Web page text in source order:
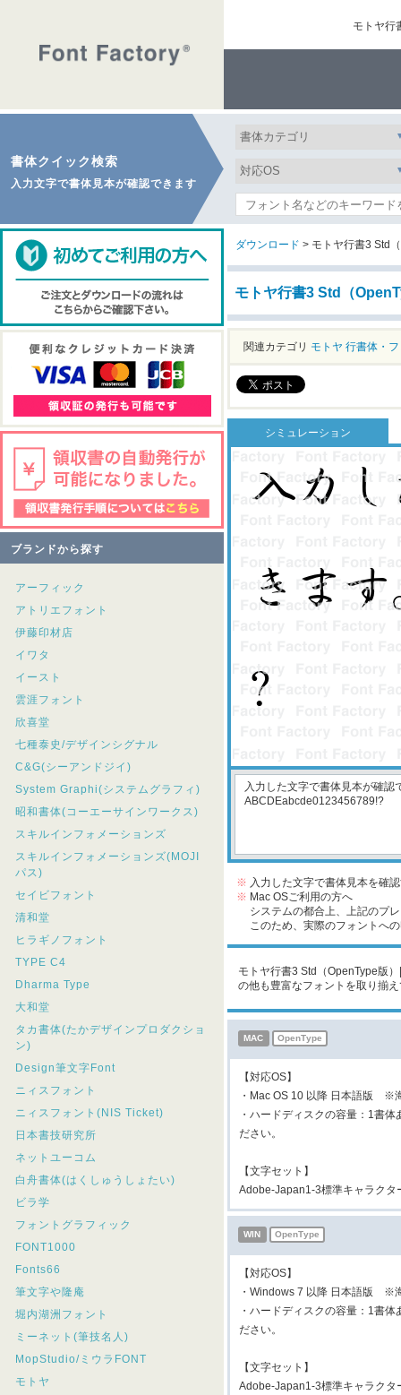
モトヤ行
書体クイック検索
入力文字で書体見本が確認できます
ブランドから探す
アーフィック
アトリエフォント
伊藤印材店
イワタ
イースト
雲涯フォント
欣喜堂
七種泰史/デザインシグナル
C&G(シーアンドジイ)
System Graphi(システムグラフィ)
昭和書体(コーエーサインワークス)
スキルインフォメーションズ
スキルインフォメーションズ(MOJI
パス)
セイビフォント
清和堂
ヒラギノフォント
TYPE C4
Dharma Type
大和堂
タカ書体(たかデザインプロダクショ
ン)
Design筆文字Font
ニィスフォント
ニィスフォント(NIS Ticket)
日本書技研究所
ネットユーコム
白舟書体(はくしゅうしょたい)
ビラ学
フォントグラフィック
FONT1000
Fonts66
筆文字や隆庵
堀内湖洲フォント
ミーネット(筆技名人)
MopStudio/ミウラFONT
モトヤ
ダウンロード > モトヤ行書3 Std
モトヤ行書3 Std（
関連カテゴリ モトヤ 行書体・
シミュレーション
※ 入力した文字で書体見本を確
※ Mac OSご利用の方へ
システムの都合上、上記のプ
このため、実際のフォントへの
モトヤ行書3 Std（OpenType版
の他も豊富なフォントを取り揃
MAC OpenType
【対応OS】
・Mac OS 10 以降 日本語版 ※
・ハードディスクの容量：1書
ださい。
【文字セット】
Adobe-Japan1-3標準キャラクタ
WIN OpenType
【対応OS】
・Windows 7 以降 日本語版 ※
・ハードディスクの容量：1書
ださい。
【文字セット】
Adobe-Japan1-3標準キャラクタ